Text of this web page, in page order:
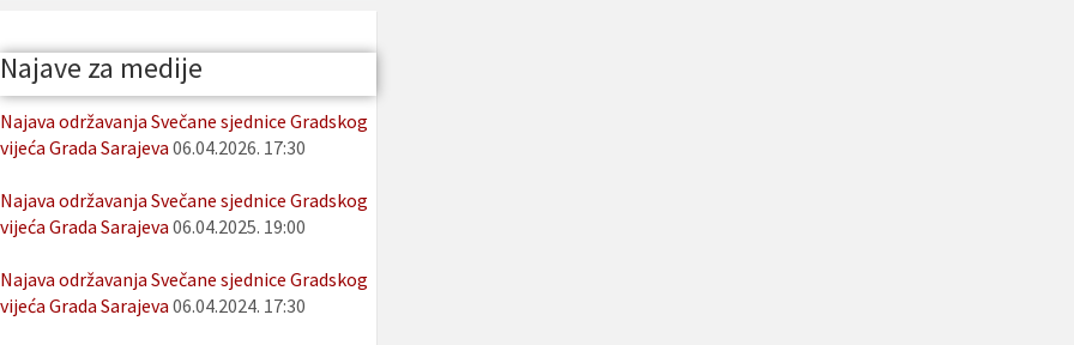
Najave za medije
Najava održavanja Svečane sjednice Gradskog
vijeća Grada Sarajeva 06.04.2026. 17:30
Najava održavanja Svečane sjednice Gradskog
vijeća Grada Sarajeva 06.04.2025. 19:00
Najava održavanja Svečane sjednice Gradskog
vijeća Grada Sarajeva 06.04.2024. 17:30